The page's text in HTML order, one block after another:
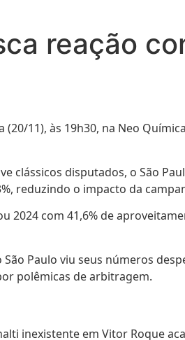
reação
11), às 19h30, na Neo
clássicos disputados, o São
reduzindo o impacto da
2024 com 41,6% de
Paulo viu seus números
polêmicas de arbitragem.
inexistente em Vitor Roque